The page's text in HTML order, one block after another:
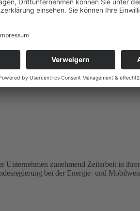
gegen Zeitarbeit
Pflegedirektorin für den Pflege-
Aus ihrer Sicht senke das die
zunehmend Zeitarbeit in
bei der Energie- und